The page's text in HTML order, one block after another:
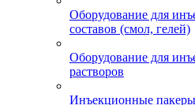
Оборудование для
составов (смол, гелей)
Оборудование для
растворов
Инъекционные пакеры